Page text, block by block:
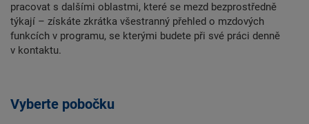
Vyberte pobočku
pracovat s dalšími oblastmi, které se mezd bezprostředně
týkají – získáte zkrátka všestranný přehled o mzdových
funkcích v programu, se kterými budete při své práci denně
v kontaktu.